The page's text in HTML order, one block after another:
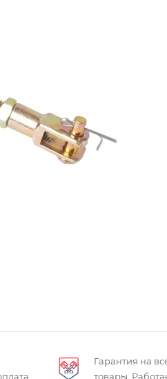
Гарантия на
товары.